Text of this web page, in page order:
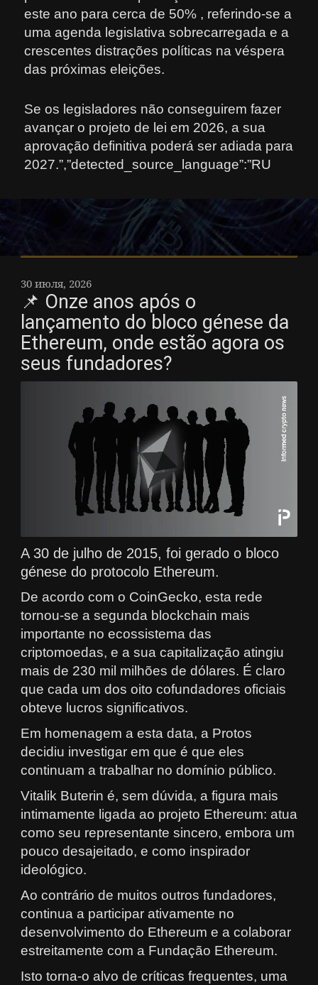
este ano para cerca de 50% , referindo-se a
uma agenda legislativa sobrecarregada e a
crescentes distrações políticas na véspera
das próximas eleições.
Se os legisladores não conseguirem fazer
avançar o projeto de lei em 2026, a sua
aprovação definitiva poderá ser adiada para
2027.”,”detected_source_language”:”RU
30 июля, 2026
📌 Onze anos após o
lançamento do bloco génese da
Ethereum, onde estão agora os
seus fundadores?
A 30 de julho de 2015, foi gerado o bloco
génese do protocolo Ethereum.
De acordo com o CoinGecko, esta rede
tornou-se a segunda blockchain mais
importante no ecossistema das
criptomoedas, e a sua capitalização atingiu
mais de 230 mil milhões de dólares. É claro
que cada um dos oito cofundadores oficiais
obteve lucros significativos.
Em homenagem a esta data, a Protos
decidiu investigar em que é que eles
continuam a trabalhar no domínio público.
Vitalik Buterin é, sem dúvida, a figura mais
intimamente ligada ao projeto Ethereum: atua
como seu representante sincero, embora um
pouco desajeitado, e como inspirador
ideológico.
Ao contrário de muitos outros fundadores,
continua a participar ativamente no
desenvolvimento do Ethereum e a colaborar
estreitamente com a Fundação Ethereum.
Isto torna-o alvo de críticas frequentes, uma